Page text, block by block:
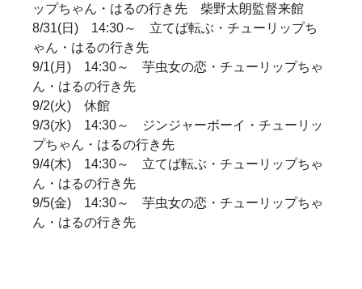
ップちゃん・はるの行き先　柴野太朗監督来館
8/31(日)　14:30～　立てば転ぶ・チューリップち
ゃん・はるの行き先
9/1(月)　14:30～　芋虫女の恋・チューリップちゃ
ん・はるの行き先
9/2(火)　休館
9/3(水)　14:30～　ジンジャーボーイ・チューリッ
プちゃん・はるの行き先
9/4(木)　14:30～　立てば転ぶ・チューリップちゃ
ん・はるの行き先
9/5(金)　14:30～　芋虫女の恋・チューリップちゃ
ん・はるの行き先